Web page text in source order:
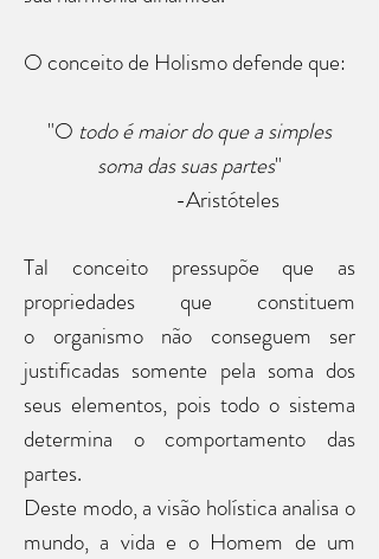
O conceito de Holismo defende que:
"O todo é maior do que a simples
soma das suas partes"
-Aristóteles
Tal conceito pressupõe que as
propriedades que constituem
o organismo não conseguem ser
justificadas somente pela soma dos
seus elementos, pois todo o sistema
determina o comportamento das
partes.
Deste modo, a visão holística analisa o
mundo, a vida e o Homem de um